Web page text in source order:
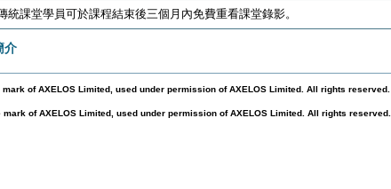
統課堂學員可於課程結束後三個月內免費重看課堂錄影。
介
of AXELOS Limited, used under permission of AXELOS Limited. All rights reserved.
mark of AXELOS Limited, used under permission of AXELOS Limited. All rights reserved.